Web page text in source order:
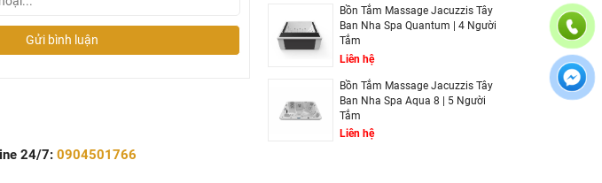
có lỗ
Gửi bình luận
24/7:0904501766
Bồn Tắm Massage Jacuzzis Tây
Ban Nha Spa Quantum | 4 Người
Tắm
Liên hệ
Bồn Tắm Massage Jacuzzis Tây
Ban Nha Spa Aqua 8 | 5 Người
Tắm
Liên hệ